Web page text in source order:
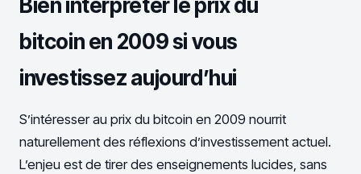
Bien interpréter le prix du
bitcoin en 2009 si vous
investissez aujourd’hui
S’intéresser au prix du bitcoin en 2009 nourrit
naturellement des réflexions d’investissement actuel.
L’enjeu est de tirer des enseignements lucides, sans